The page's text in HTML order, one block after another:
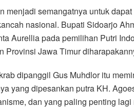
menjadi semangatnya untuk
nasional. Bupati Sidoarjo
Aurellia pada pemilihan Putri
Provinsi Jawa Timur
dipanggil Gus Muhdlor itu
yang dipesankan putra KH.
dan yang paling penting